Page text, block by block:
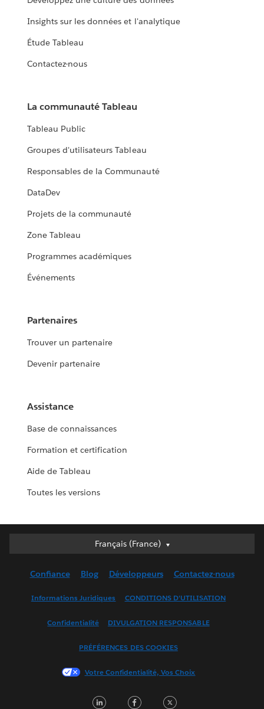
Insights sur les données et l'analytique
Étude Tableau
Contactez-nous
La communauté Tableau
Tableau Public
Groupes d'utilisateurs Tableau
Responsables de la Communauté
DataDev
Projets de la communauté
Zone Tableau
Programmes académiques
Événements
Partenaires
Trouver un partenaire
Devenir partenaire
Assistance
Base de connaissances
Formation et certification
Aide de Tableau
Toutes les versions
Français (France)
Français (France)
English (UK)
Français (Canada)
한국어
Confiance Blog Développeurs Contactez-nous
Informations Juridiques CONDITIONS D'UTILISATION
Confidentialité DIVULGATION RESPONSABLE
PRÉFÉRENCES DES COOKIES
Votre Confidentialité, Vos Choix
LinkedInFacebook